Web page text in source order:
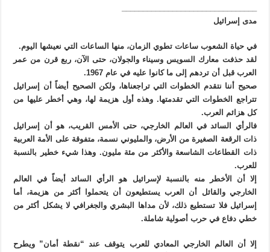
مدى إسرائيل
في حياة الشعوب ساعات تطوي الزمان، منها الساعات التي نعيشها اليوم.
لقد حذفت معارك السويس وسيناء والجولان، حتى الآن، ربع قرن من عمر
العرب قبل أن تردهم إلى ما كانوا عليه في عام 1967.
صحيح أننا نتقدم الخطوات التي تراجعناها، ولكن الصحيح أيضاً أن إسرائيل
تتراجع الخطوات التي تقدمتها. وهذه أول هزيمة لها، وهي أخطر عليها من
كل هزائم العرب.
فالرأي السائد في العالم الخارجي، حتى الأمس القريب، هو أن إسرائيل
ذات الرقعة الصغيرة من الأرض، والمليوني نسمة، متفوقة على الأمة العربية
ذات القطاعات الشاسعة والأكثر من مئة مليون. وهذا شيء خطير بالنسبة
للعرب.
إلا أن الأخطر منه بالنسبة لإسرائيل هو الرأي السائد أيضاً في العالم
الخارجي والقائل أن العرب يستطيعون أن يتحملوا أكثر من هزيمة، أما
إسرائيل فلا تستطيع ذلك، لأن مداها البشري والجغرافي لا يشكل أكثر من
خطي دفاع في حرب أصولية شاملة.
إلا أن العالم الخارجي المعادي للعرب يتوقف عند “نقطة أمان” ويطرح